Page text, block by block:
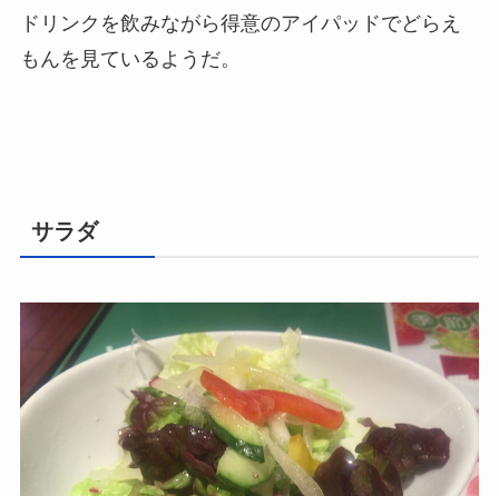
ドリンクを飲みながら得意のアイパッドでどらえ
もんを見ているようだ。
サラダ